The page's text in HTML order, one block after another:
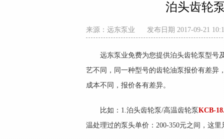
泊头齿轮
来源： 远东泵业 发布日期 2017-09-21
远东泵业免费为您提供泊头齿轮泵型号
艺不同，同一种型号的齿轮油泵报价有差异
成本不同，报价各有差异。
比如：1.泊头齿轮泵/高温齿轮泵KCB-
温处理过的泵头单价：200-350元之间，这